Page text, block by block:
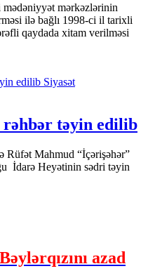
mərkəzlərinin
ilə bağlı 1998-ci il tarixli
qaydada xitam verilməsi
Siyasət
rəhbər təyin edilib
Rüfət Mahmud “İçərişəhər”
İdarə Heyətinin sədri təyin
azad